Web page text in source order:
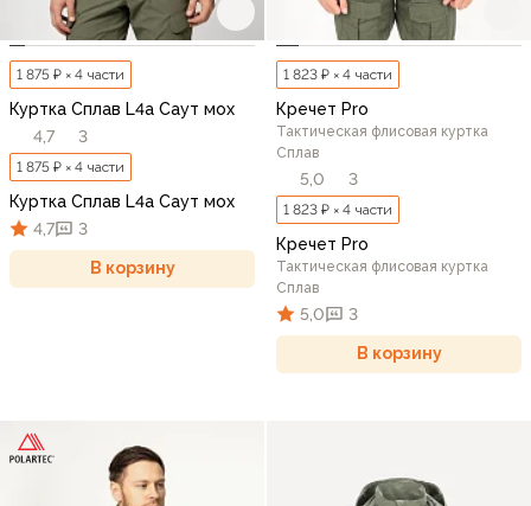
1 875 ₽ × 4 части
Куртка Сплав L4a Саут мох
4,7
3
1 875 ₽ × 4 части
Куртка Сплав L4a Саут мох
4,7
3
В корзину
1 823 ₽ × 4 части
Кречет Pro
Тактическая флисовая куртка
Сплав
5,0 3
1 823 ₽ × 4 части
Кречет Pro
Тактическая флисовая куртка
Сплав
5,0 3
В корзину